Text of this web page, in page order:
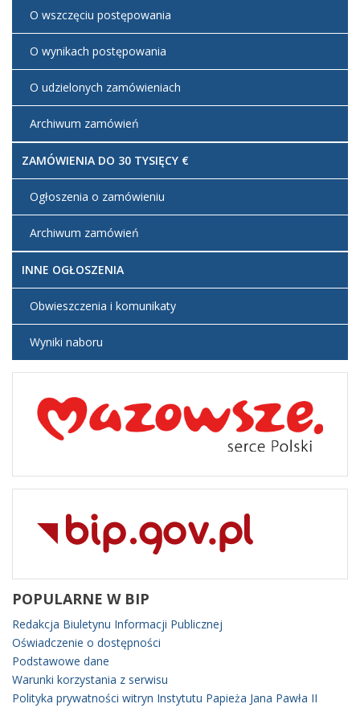
O wszczęciu postępowania
O wynikach postępowania
O udzielonych zamówieniach
Archiwum zamówień
ZAMÓWIENIA DO 30 TYSIĘCY €
Ogłoszenia o zamówieniu
Archiwum zamówień
INNE OGŁOSZENIA
Obwieszczenia i komunikaty
Wyniki naboru
POPULARNE W BIP
Redakcja Biuletynu Informacji Publicznej
Oświadczenie o dostępności
Podstawowe dane
Warunki korzystania z serwisu
Polityka prywatności witryn Instytutu Papieża Jana Pawła II